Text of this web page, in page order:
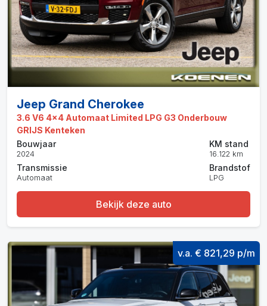
Jeep Grand Cherokee
3.6 V6 4x4 Automaat Limited LPG G3 Onderbouw
GRIJS Kenteken
Bouwjaar
2024
Transmissie
Automaat
KM stand
16.122 km
Brandstof
LPG
Bekijk deze auto
v.a. € 821,29 p/m